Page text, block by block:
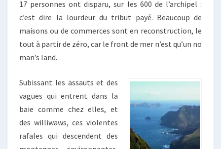
17 personnes ont disparu, sur les 600 de l’archipel :
c’est dire la lourdeur du tribut payé. Beaucoup de
maisons ou de commerces sont en reconstruction, le
tout à partir de zéro, car le front de mer n’est qu’un no
man’s land.
Subissant les assauts et des
vagues qui entrent dans la
baie comme chez elles, et
des williwaws, ces violentes
rafales qui descendent des